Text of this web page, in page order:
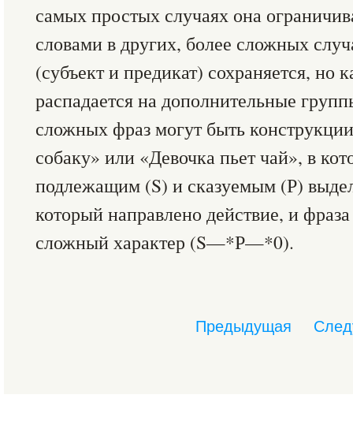
самых простых случаях она
словами в других, более сложных
(субъект и предикат) сохраняется, но
распадается на дополнительные
сложных фраз могут быть
собаку» или «Девочка пьет чай», в
подлежащим (S) и сказуемым (Р)
который направлено действие, и
сложный характер (S—*Р—*0).
Предыдущая